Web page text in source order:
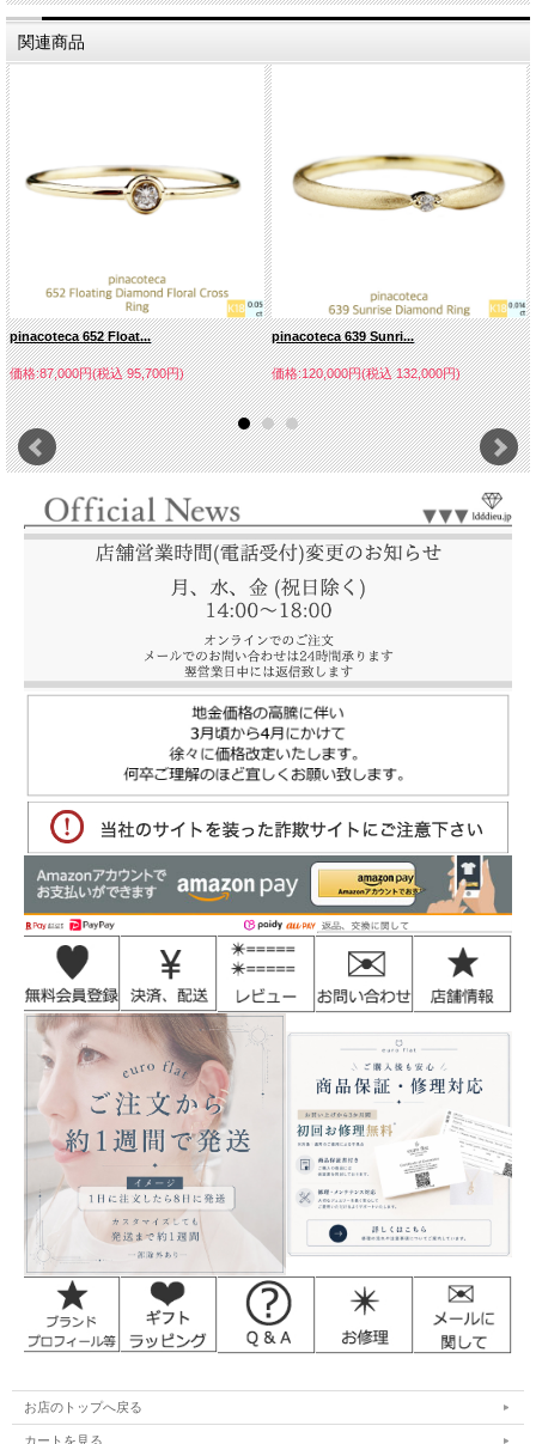
関連商品
pinacoteca 652 Float...
価格:87,000円(税込 95,700円)
pinacoteca 639 Sunri...
価格:120,000円(税込 132,000円)
お店のトップへ戻る
カートを見る